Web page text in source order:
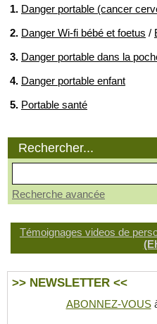
1. Danger portable (cancer
2. Danger Wi-fi bébé et foetus /
3. Danger portable dans la
4. Danger portable enfant
5. Portable santé
Rechercher...
Recherche avancée
Témoignages videos de
>> NEWSLETTER <<
ABONNEZ-VOUS